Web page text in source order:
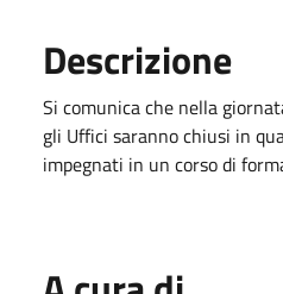
Descrizione
Si comunica che nella
gli Uffici saranno chiusi in
impegnati in un corso di